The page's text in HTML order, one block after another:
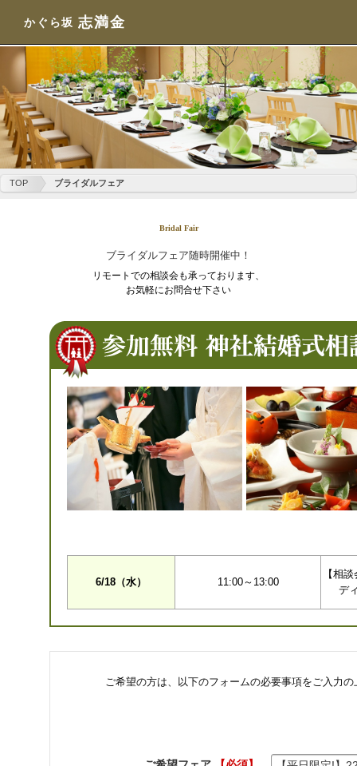
かぐら坂 志満金
TOP ブライダルフェア
Bridal Fair
ブライダルフェア随時開催中！
リモートでの相談会も承っております、
お気軽にお問合せ下さい
6/18（水） 11:00～13:00
【相
デ